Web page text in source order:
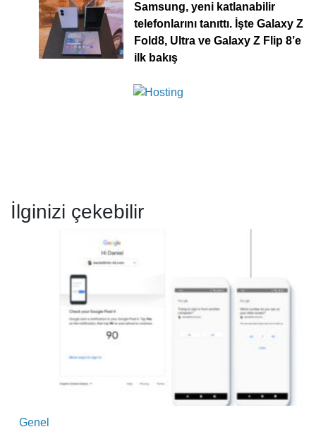
Samsung, yeni katlanabilir
telefonlarını tanıttı. İşte Galaxy Z
Fold8, Ultra ve Galaxy Z Flip 8’e
ilk bakış
İlginizi çekebilir
Genel